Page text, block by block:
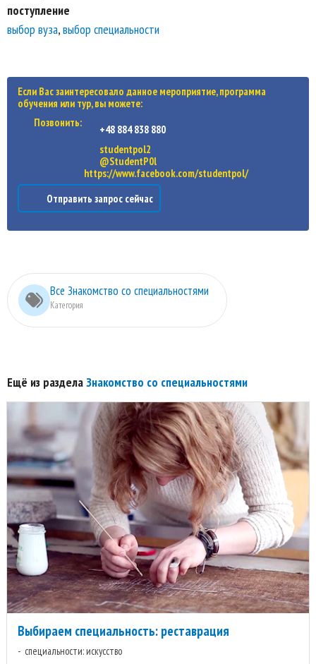
поступление
выбор вуза,выбор специальности
Если Вас заинтересовало данное мероприятие, программа
обучения или тур, вы можете:
Позвонить:
+48 884 838 880
studentpol2
@StudentP0l
https://www.facebook.com/studentpol/
Отправить запрос сейчас
Все Знакомство со специальностями
Категория
Ещё из разделаЗнакомство со специальностями
Выбираем специальность: реставрация
специальности: искусство